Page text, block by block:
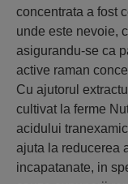
concentrata a fost
unde este nevoie,
asigurandu-se ca
active raman
Cu ajutorul
cultivat la ferme
acidului
ajuta la reducerea
incapatanate, in